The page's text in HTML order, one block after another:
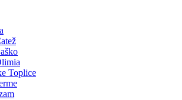
Toplice